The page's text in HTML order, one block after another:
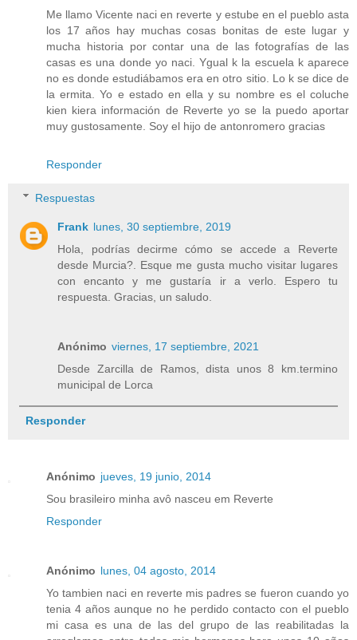
Me llamo Vicente naci en reverte y estube en el pueblo asta
los 17 años hay muchas cosas bonitas de este lugar y
mucha historia por contar una de las fotografías de las
casas es una donde yo naci. Ygual k la escuela k aparece
no es donde estudiábamos era en otro sitio. Lo k se dice de
la ermita. Yo e estado en ella y su nombre es el coluche
kien kiera información de Reverte yo se la puedo aportar
muy gustosamente. Soy el hijo de antonromero gracias
Responder
Respuestas
Frank lunes, 30 septiembre, 2019
Hola, podrías decirme cómo se accede a Reverte
desde Murcia?. Esque me gusta mucho visitar lugares
con encanto y me gustaría ir a verlo. Espero tu
respuesta. Gracias, un saludo.
Anónimo viernes, 17 septiembre, 2021
Desde Zarcilla de Ramos, dista unos 8 km.termino
municipal de Lorca
Responder
Anónimo jueves, 19 junio, 2014
Sou brasileiro minha avô nasceu em Reverte
Responder
Anónimo lunes, 04 agosto, 2014
Yo tambien naci en reverte mis padres se fueron cuando yo
tenia 4 años aunque no he perdido contacto con el pueblo
mi casa es una de las del grupo de las reabilitadas la